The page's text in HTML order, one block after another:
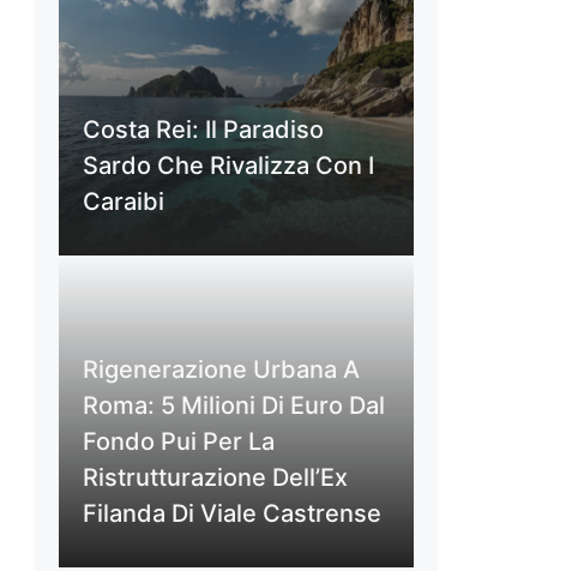
Costa Rei: Il Paradiso
Sardo Che Rivalizza Con I
Caraibi
Rigenerazione Urbana A
Roma: 5 Milioni Di Euro Dal
Fondo Pui Per La
Ristrutturazione Dell’Ex
Filanda Di Viale Castrense